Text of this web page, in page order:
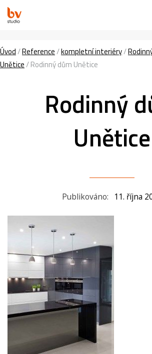
Úvod/Reference/kompletní interiéry/
Unětice/Rodinný dům Unětice
Rodinný
Unětice
Publikováno: 11. října